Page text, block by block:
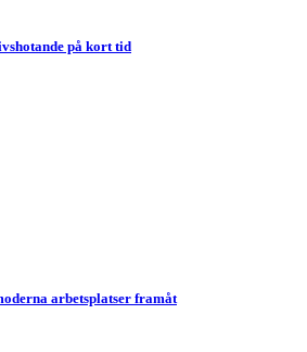
på kort tid
arbetsplatser framåt